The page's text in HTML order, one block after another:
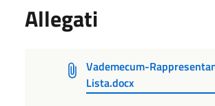
Allegati
Vademecum-
Lista.docx